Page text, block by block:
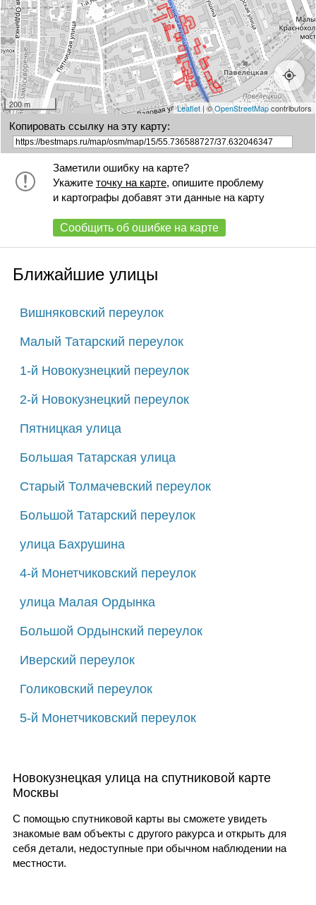
40 с1
40-42 с1 42 с5 42 с2
42 с1
42 с3
43/16 с2 43/16 43/16 с1 +
200 m Leaflet| ©OpenStreetMapcontributors
Копировать ссылку на эту карту:
Заметили ошибку на карте?
Укажите точку на карте, опишите проблему
и картографы добавят эти данные на карту
Сообщить об ошибке на карте
Ближайшие улицы
Вишняковский переулок
Малый Татарский переулок
1-й Новокузнецкий переулок
2-й Новокузнецкий переулок
Пятницкая улица
Большая Татарская улица
Старый Толмачевский переулок
Большой Татарский переулок
улица Бахрушина
4-й Монетчиковский переулок
улица Малая Ордынка
Большой Ордынский переулок
Иверский переулок
Голиковский переулок
5-й Монетчиковский переулок
Новокузнецкая улица на спутниковой карте
Москвы
С помощью спутниковой карты вы сможете увидеть
знакомые вам объекты с другого ракурса и открыть для
себя детали, недоступные при обычном наблюдении на
местности.